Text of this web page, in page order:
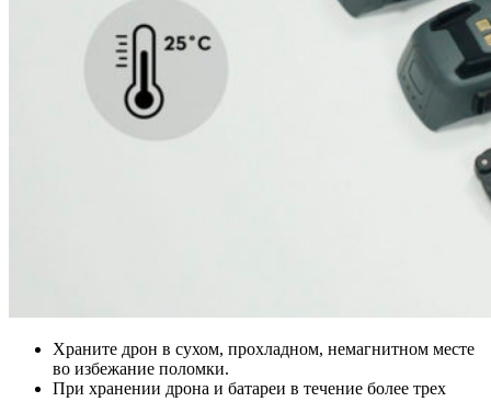
Храните дрон в сухом, прохладном, немагнитном месте
во избежание поломки.
При хранении дрона и батареи в течение более трех